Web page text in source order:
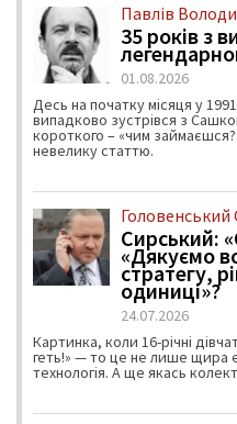
Павлів
35 років з
01.08.2026
Десь на початку місяця у
випадково зустрівся з
короткого – «чим
невелику статтю.
Головенський
Сирський:
«Дякуємо
стратегу,
одиниці»?
24.07.2026
Картинка, коли 16-річні
геть!» — то це не лише щира
технологія. А ще якась